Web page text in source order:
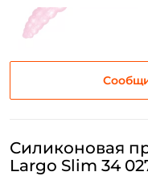
Силиконовая
Largo Slim 34